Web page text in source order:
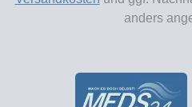
anders